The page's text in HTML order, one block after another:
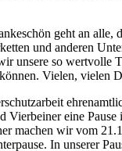
geht an alle,
und anderen
unsere so wertvolle
Vielen, vielen
Vierbeiner eine
machen wir vom
In unserer